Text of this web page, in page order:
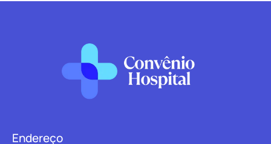
Endereço